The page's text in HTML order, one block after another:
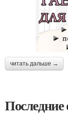
читать дальше →
Последние